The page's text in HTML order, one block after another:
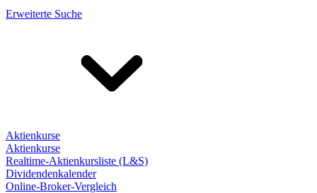
Erweiterte Suche
Aktienkurse
Aktienkurse
Realtime-Aktienkursliste (L&S)
Dividendenkalender
Online-Broker-Vergleich